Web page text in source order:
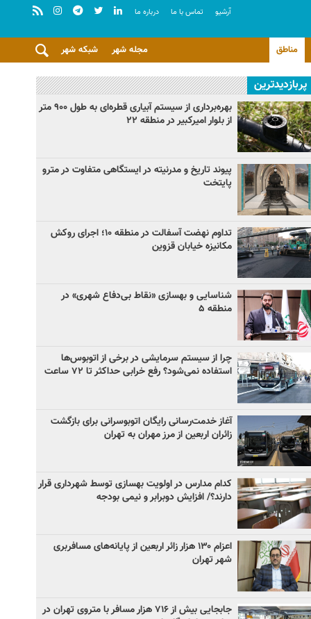
آرشيو تماس با ما درباره ما
مناطق شبکه شهر مجله شهر
پربازدیدترین
بهره‌برداری از سیستم آبیاری قطره‌ای به طول ۹۰۰ متر
از بلوار امیرکبیر در منطقه ۲۲
پیوند تاریخ و مدرنیته در ایستگاهی متفاوت در مترو
پایتخت
تداوم نهضت آسفالت در منطقه ۱۰؛ اجرای روکش
مکانیزه خیابان قزوین
شناسایی و بهسازی «نقاط بی‌دفاع شهری» در
منطقه ۵
چرا از سیستم سرمایشی در برخی از اتوبوس‌ها
استفاده نمی‌شود؟ رفع خرابی حداکثر تا ۷۲ ساعت
آغاز خدمت‌رسانی رایگان اتوبوسرانی برای بازگشت
زائران اربعین از مرز مهران به تهران
کدام مدارس در اولویت بهسازی توسط شهرداری قرار
دارند؟/ افزایش دوبرابر و نیمی بودجه
اعزام ۱۳۰ هزار زائر اربعین از پایانه‌های مسافربری
شهر تهران
جابجایی بیش از ۷۱۶ هزار مسافر با متروی تهران در